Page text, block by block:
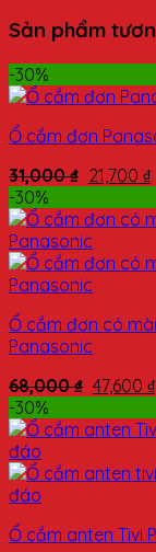
Sản phẩm
-30%
Ổ cắm đơn
31,000₫ 21,700 ₫
-30%
Ổ cắm đơn có
Panasonic
68,000₫ 47,600 ₫
-30%
Ổ cắm anten Tivi